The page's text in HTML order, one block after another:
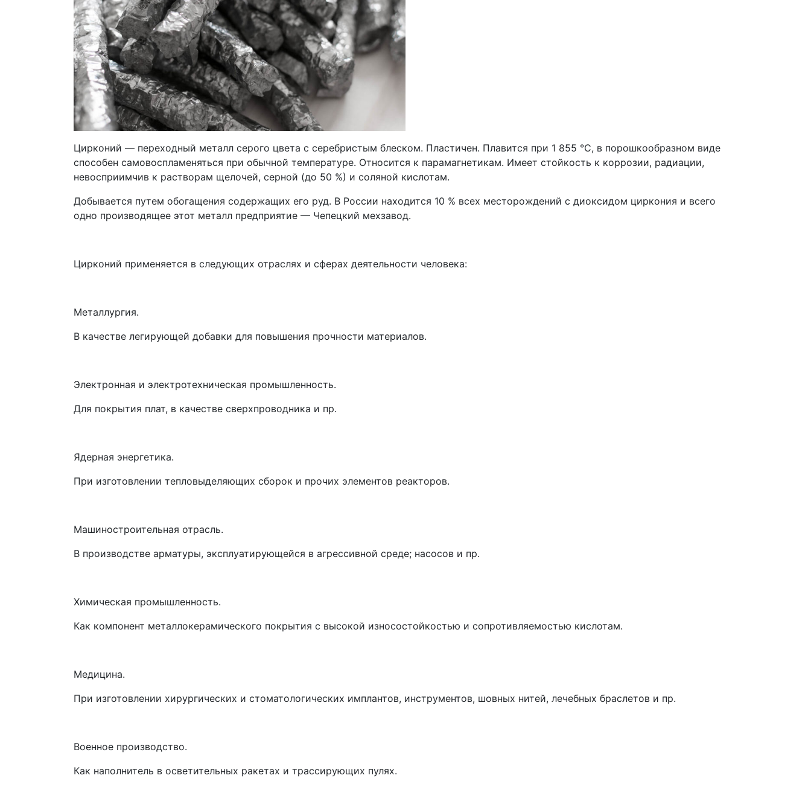
Цирконий — переходный металл серого цвета с серебристым блеском. Пластичен. Плавится при 1 855 °C, в порошкообразном виде
способен самовоспламеняться при обычной температуре. Относится к парамагнетикам. Имеет стойкость к коррозии, радиации,
невосприимчив к растворам щелочей, серной (до 50 %) и соляной кислотам.
Добывается путем обогащения содержащих его руд. В России находится 10 % всех месторождений с диоксидом циркония и всего
одно производящее этот металл предприятие — Чепецкий мехзавод.
Цирконий применяется в следующих отраслях и сферах деятельности человека:
Металлургия.
В качестве легирующей добавки для повышения прочности материалов.
Электронная и электротехническая промышленность.
Для покрытия плат, в качестве сверхпроводника и пр.
Ядерная энергетика.
При изготовлении тепловыделяющих сборок и прочих элементов реакторов.
Машиностроительная отрасль.
В производстве арматуры, эксплуатирующейся в агрессивной среде; насосов и пр.
Химическая промышленность.
Как компонент металлокерамического покрытия с высокой износостойкостью и сопротивляемостью кислотам.
Медицина.
При изготовлении хирургических и стоматологических имплантов, инструментов, шовных нитей, лечебных браслетов и пр.
Военное производство.
Как наполнитель в осветительных ракетах и трассирующих пулях.